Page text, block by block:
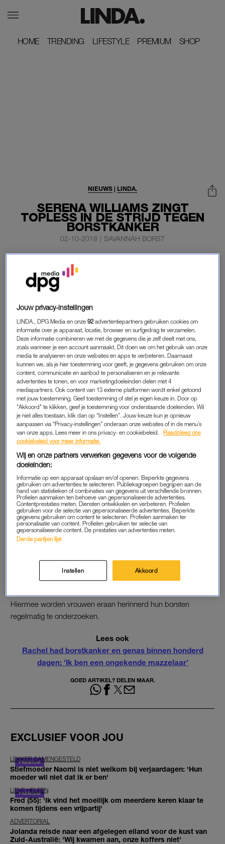
HOME
HOME TRENDING
TRENDING LIFESTYLE
LIFESTYLE PREMIUM
PREMIUM SHOP
SHOP
SERENA WILLIAMS ZINGT
TOPLESS IN DE STRIJD TEGEN
BORSTKANKER
NIEUWS | LINDA.
02-10-2018 | SAVANNAH BORST
Serena Williams toont zich voor de
borstkankermaand van een verrassende kant. Ze nam
een eigen versie van het nummer ‘I Touch Myself’ op en
In de video zingt zij topless het nummer van The Divinyls.
LEVENSBELANG
Williams vindt dat vrouwen zich regelmatig moeten laten
controleren op borstkanker. ‘Ik wil vrouwen er tijdens de
borstkankermaand aan herinneren dat dit superbelangrijk is’,
vertelt de tennisser op Instagram. ‘Borstkanker treft alle
vrouwen, ongeacht hun huidskleur.’ Williams benadrukt het
belang van het vroeg ontdekken van borstkanker: ‘Het is van
levensbelang.’
https://www.instagram.com/p/BoUJN25na2Y/?taken-
PROJECT
De video is een onderdeel van deI Touch Myself Project
campagne met Berlei voor hetBreast Cancer Network
Australia. Berlei heeft een nieuwe geïnspireerde beha ‘The
Amphlett van The Divinyls. Zij overleed in 2013 aan de
gevolgen van borstkanker. De beha heeft een slangenprint en
Hiermee worden vrouwen eraan herinnerd hun borsten
regelmatig te onderzoeken.
Lees ook
Rachel had borstkanker en genas binnen honderd
dagen: ‘Ik ben een ongekende mazzelaar’
GOED ARTIKEL? DELEN MAAR.
EXCLUSIEF VOOR JOU
LEKKER SAMENGESTELD
Stiefmoeder Naomi is niet welkom bij verjaardagen: 'Hun
moeder wil niet dat ik er ben'
LIEVE HELEEN
Fred (55): 'Ik vind het moeilijk om meerdere keren klaar te
komen tijdens een vrijpartij'
ADVERTORIAL
Jolanda reisde naar een afgelegen eiland voor de kust van
Zuid-Australië: 'Wij kwamen aan, onze koffers niet'
Jouw privacy-instellingen
LINDA., DPG Media en onze92 advertentiepartners gebruiken cookies om
informatie over je apparaat, locatie, browser en surfgedrag te verzamelen.
Deze informatie combineren we met de gegevens die je zelf deelt met ons,
zoals wanneer je een account aanmaakt. Dit doen we om het gebruik van onze
media te analyseren en onze websites en apps te verbeteren. Daarnaast
kunnen we, als je hier toestemming voor geeft, je gegevens gebruiken om onze
content, communicatie en aanbod te personaliseren en je relevante
advertenties te tonen, en voor marketingdoeleinden delen met 4
mediapartners. Ook content van 13 externe platformen wordt enkel getoond
met jouw toestemming. Geef toestemming of stel je eigen keuze in. Door op
"Akkoord" te klikken, geef je toestemming voor onderstaande doeleinden. Wil
je niet alles toestaan, klik dan op “Instellen”. Jouw keuze kun je opnieuw
aanpassen via “Privacy-instellingen” onderaan onze websites of in de menu’s
van onze apps. Lees meer in ons privacy- en cookiebeleid.
Raadpleeg ons
cookiebeleid voor meer informatie.
Wij en onze partners verwerken gegevens voor de volgende
doeleinden:
Informatie op een apparaat opslaan en/of openen. Beperkte gegevens
gebruiken om advertenties te selecteren. Publieksgroepen begrijpen aan de
hand van statistieken of combinaties van gegevens uit verschillende bronnen.
Profielen aanmaken ten behoeve van gepersonaliseerde advertenties.
Contentprestaties meten. Diensten ontwikkelen en verbeteren. Profielen
gebruiken voor de selectie van gepersonaliseerde advertenties. Beperkte
gegevens gebruiken om content te selecteren. Profielen aanmaken ter
personalisatie van content. Profielen gebruiken ter selectie van
gepersonaliseerde content. De prestaties van advertenties meten.
Derde partijen lijst
Instellen Akkoord